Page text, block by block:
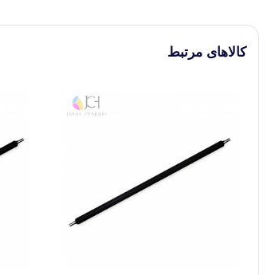
کالاهای مرتبط